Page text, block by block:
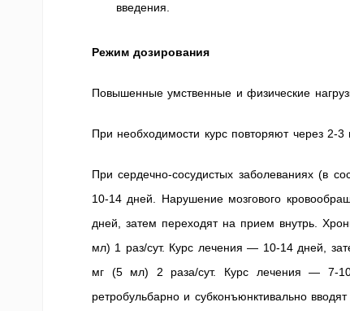
введения.
Режим дозирования
Повышенные умственные и физические
При необходимости курс повторяют через 2-3
При сердечно-сосудистых заболеваниях (в
10-14 дней. Нарушение мозгового
дней, затем переходят на прием внутрь.
мл) 1 раз/сут. Курс лечения — 10-14 дней,
мг (5 мл) 2 раза/сут. Курс лечения — 7-10
ретробульбарно и субконъюнктивально